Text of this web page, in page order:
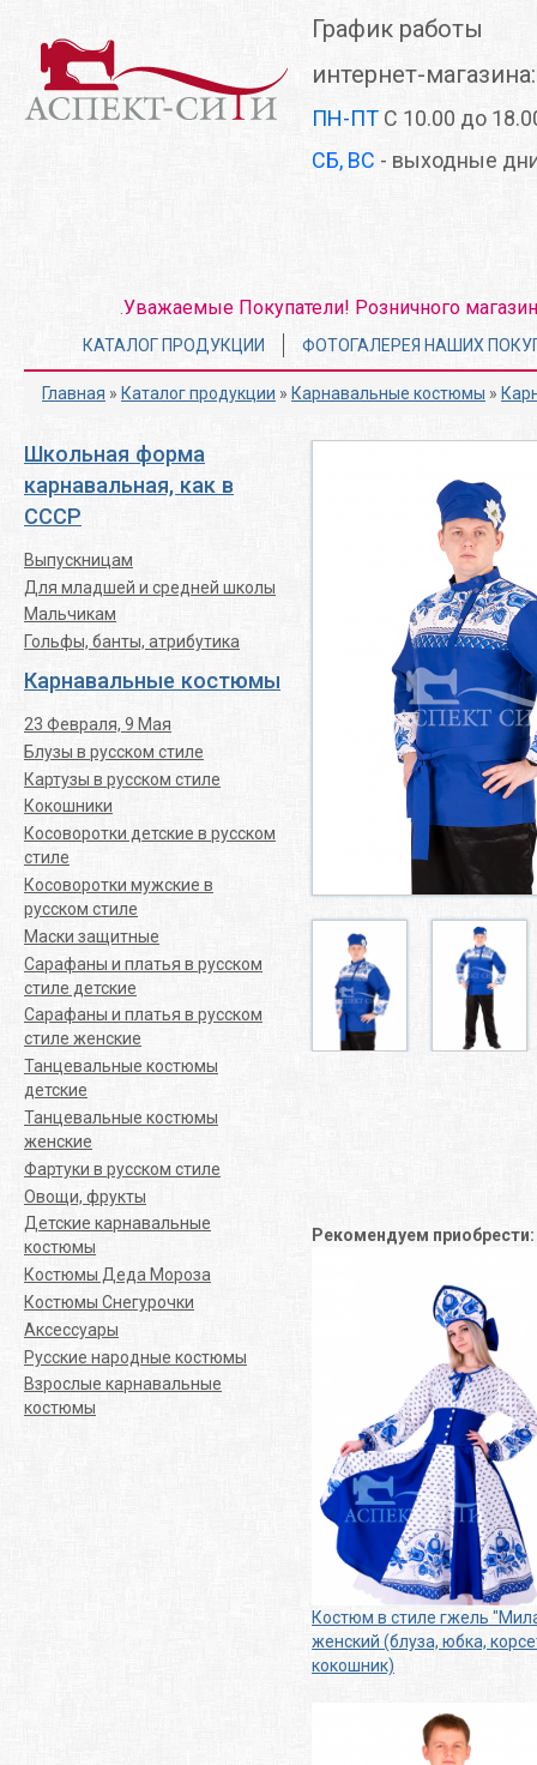
основному
содержанию
График работы
интернет-магазина:
ПН-ПТ С 10.00 до
СБ, ВС - выходные
Уважаемые Покупатели! Розничного
Главное
меню
КАТАЛОГ ПРОДУКЦИИ ФОТОГАЛЕРЕЯ НАШИХ
Главная » Каталог продукции » Карнавальные костюмы »
Школьная форма
карнавальная, как в
СССР
Выпускницам
Для младшей и средней школы
Мальчикам
Гольфы, банты, атрибутика
Карнавальные костюмы
23 Февраля, 9 Мая
Блузы в русском стиле
Картузы в русском стиле
Кокошники
Косоворотки детские в русском
стиле
Косоворотки мужские в
русском стиле
Маски защитные
Сарафаны и платья в русском
стиле детские
Сарафаны и платья в русском
стиле женские
Танцевальные костюмы
детские
Танцевальные костюмы
женские
Фартуки в русском стиле
Овощи, фрукты
Детские карнавальные
костюмы
Костюмы Деда Мороза
Костюмы Снегурочки
Аксессуары
Русские народные костюмы
Взрослые карнавальные
костюмы
Рекомендуем приобрести:
Костюм в стиле гжель
женский (блуза, юбка,
кокошник)